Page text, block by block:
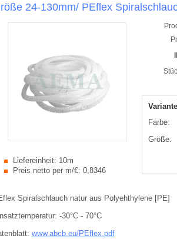
24-130mm/ PEflex
Liefereinheit: 10m
Preis netto per m/€: 0,8346
Farbe:
Größe:
Spiralschlauch natur aus Polyehthylene [PE]
-30°C - 70°C
www.abcb.eu/PEflex.pdf